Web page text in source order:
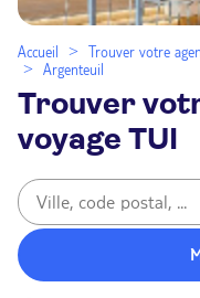
Accueil Trouver votre
Argenteuil
Trouver
voyage TUI